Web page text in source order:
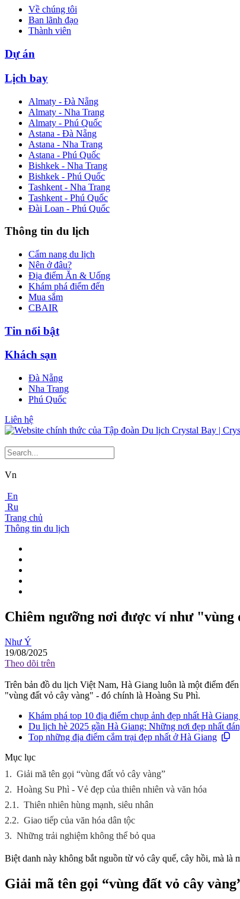
Về chúng tôi
Ban lãnh đạo
Thành viên
Dự án
Lịch bay
Almaty - Đà Nẵng
Almaty - Nha Trang
Almaty - Phú Quốc
Astana - Đà Nẵng
Astana - Nha Trang
Astana - Phú Quốc
Bishkek - Nha Trang
Bishkek - Phú Quốc
Tashkent - Nha Trang
Tashkent - Phú Quốc
Đài Loan - Phú Quốc
Thông tin du lịch
Cẩm nang du lịch
Nên ở đâu?
Địa điểm Ăn & Uống
Khám phá điểm đến
Mua sắm
CBAIR
Tin nổi bật
Khách sạn
Đà Nẵng
Nha Trang
Phú Quốc
Liên hệ
Vn
En
Ru
Trang chủ
Thông tin du lịch
Chiêm ngưỡng nơi được ví như "vùng
Như Ý
19/08/2025
Theo dõi trên
Trên bản đồ du lịch Việt Nam, Hà Giang luôn là một điểm
"vùng đất vỏ cây vàng" - đó chính là Hoàng Su Phì.
Khám phá top 10 địa điểm chụp ảnh đẹp nhất Hà
Du lịch hè 2025 gần Hà Giang: Những nơi đẹp nhất
Top những địa điểm cắm trại đẹp nhất ở Hà Giang
Mục lục
1. Giải mã tên gọi “vùng đất vỏ cây vàng”
2. Hoàng Su Phì - Vẻ đẹp của thiên nhiên và văn hóa
2.1. Thiên nhiên hùng mạnh, siêu nhân
2.2. Giao tiếp của văn hóa dân tộc
3. Những trải nghiệm không thể bỏ qua
Biệt danh này không bắt nguồn từ vỏ cây quế, cây hồi, mà
Giải mã tên gọi “vùng đất vỏ cây